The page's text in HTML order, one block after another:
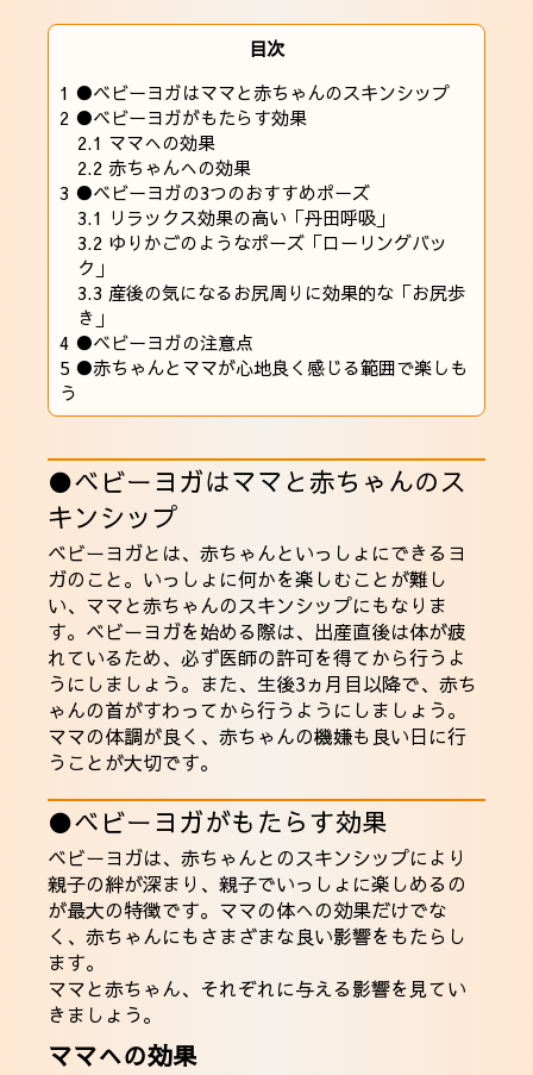
目次
1 ●ベビーヨガはママと赤ちゃんのスキンシップ
2 ●ベビーヨガがもたらす効果
2.1 ママへの効果
2.2 赤ちゃんへの効果
3 ●ベビーヨガの3つのおすすめポーズ
3.1 リラックス効果の高い「丹田呼吸」
3.2 ゆりかごのようなポーズ「ローリングバッ
ク」
3.3 産後の気になるお尻周りに効果的な「お尻歩
き」
4 ●ベビーヨガの注意点
5 ●赤ちゃんとママが心地良く感じる範囲で楽しも
う
●ベビーヨガはママと赤ちゃんのス
キンシップ
ベビーヨガとは、赤ちゃんといっしょにできるヨ
ガのこと。いっしょに何かを楽しむことが難し
い、ママと赤ちゃんのスキンシップにもなりま
す。ベビーヨガを始める際は、出産直後は体が疲
れているため、必ず医師の許可を得てから行うよ
うにしましょう。また、生後3ヵ月目以降で、赤ち
ゃんの首がすわってから行うようにしましょう。
ママの体調が良く、赤ちゃんの機嫌も良い日に行
うことが大切です。
●ベビーヨガがもたらす効果
ベビーヨガは、赤ちゃんとのスキンシップにより
親子の絆が深まり、親子でいっしょに楽しめるの
が最大の特徴です。ママの体への効果だけでな
く、赤ちゃんにもさまざまな良い影響をもたらし
ます。
ママと赤ちゃん、それぞれに与える影響を見てい
きましょう。
ママへの効果